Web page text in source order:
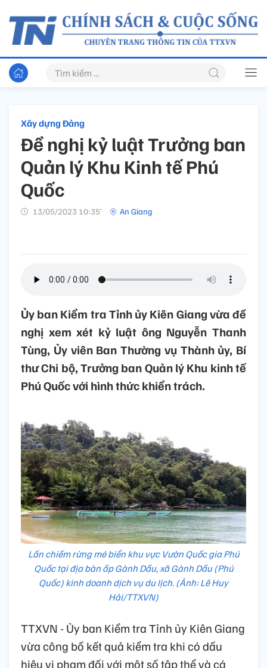
Xây dựng Đảng
Đề nghị kỷ luật Trưởng ban
Quản lý Khu Kinh tế Phú
Quốc
13/05/2023 10:35’ An Giang
Ủy ban Kiểm tra Tỉnh ủy Kiên Giang vừa đề
nghị xem xét kỷ luật ông Nguyễn Thanh
Tùng, Ủy viên Ban Thường vụ Thành ủy, Bí
thư Chi bộ, Trưởng ban Quản lý Khu kinh tế
Phú Quốc với hình thức khiển trách.
Lấn chiếm rừng mé biển khu vực Vườn Quốc gia Phú
Quốc tại địa bàn ấp Gành Dầu, xã Gành Dầu (Phú
Quốc) kinh doanh dịch vụ du lịch. (Ảnh: Lê Huy
Hải/TTXVN)
TTXVN - Ủy ban Kiểm tra Tỉnh ủy Kiên Giang
vừa công bố kết quả kiểm tra khi có dấu
hiệu vi phạm đối với một số tập thể và cá